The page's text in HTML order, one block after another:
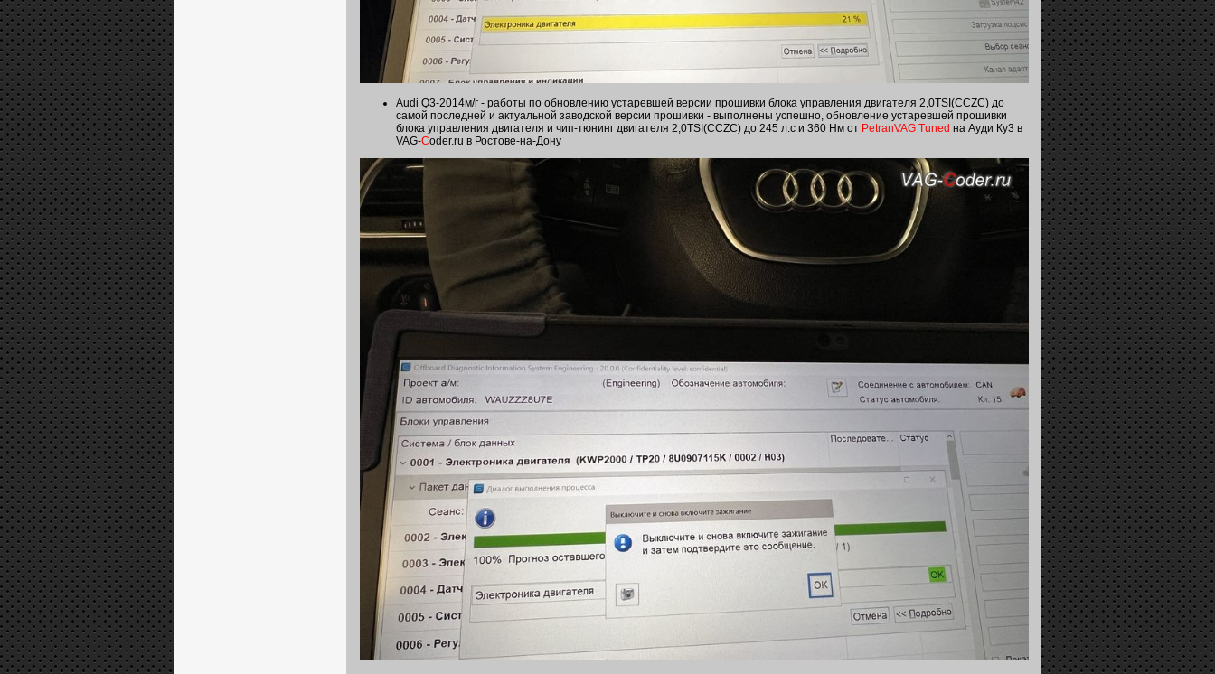
Audi Q3-2014м/г - работы по обновлению устаревшей версии прошивки блока управления двигателя 2,0TSI(CCZС) до
самой последней и актуальной заводской версии прошивки - выполнены успешно, обновление устаревшей прошивки
блока управления двигателя и чип-тюнинг двигателя 2,0TSI(CCZС) до 245 л.с и 360 Нм от PetranVAG Tuned на Ауди Ку3 в
VAG-Coder.ru в Ростове-на-Дону